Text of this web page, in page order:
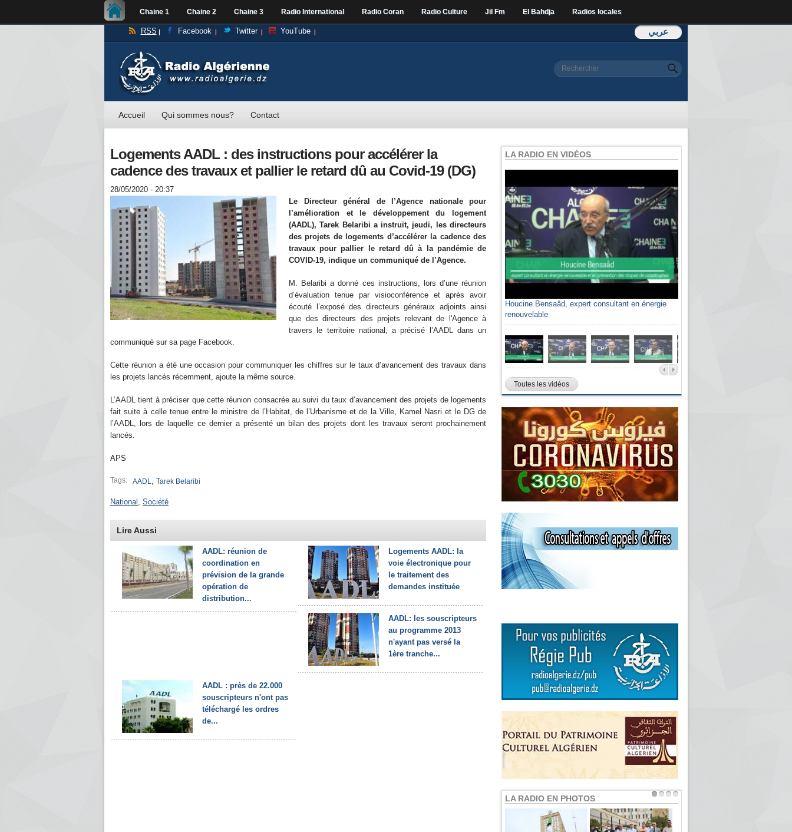
Chaine 1 Chaine 2 Chaine 3 Radio International Radio Coran Radio Culture Jil Fm El Bahdja Radios locales
عربي RSS Facebook Twitter YouTube
Formulaire de
Rechercher
Accueil Qui sommes nous? Contact
Logements AADL : des instructions pour accélérer la
cadence des travaux et pallier le retard dû au Covid-19 (DG)
28/05/2020 - 20:37
Le Directeur général de l’Agence nationale pour
l’amélioration et le développement du logement
(AADL), Tarek Belaribi a instruit, jeudi, les directeurs
des projets de logements d’accélérer la cadence des
travaux pour pallier le retard dû à la pandémie de
COVID-19, indique un communiqué de l’Agence.
M. Belaribi a donné ces instructions, lors d’une réunion
d’évaluation tenue par visioconférence et après avoir
écouté l’exposé des directeurs généraux adjoints ainsi
que des directeurs des projets relevant de l'Agence à
travers le territoire national, a précisé l’AADL dans un
communiqué sur sa page Facebook.
Cette réunion a été une occasion pour communiquer les chiffres sur le taux d’avancement des travaux dans
les projets lancés récemment, ajoute la même source.
L’AADL tient à préciser que cette réunion consacrée au suivi du taux d’avancement des projets de logements
fait suite à celle tenue entre le ministre de l’Habitat, de l’Urbanisme et de la Ville, Kamel Nasri et le DG de
l’AADL, lors de laquelle ce dernier a présenté un bilan des projets dont les travaux seront prochainement
lancés.
APS
Tags: AADL, Tarek Belaribi
National , Société
Lire Aussi
AADL: réunion de
coordination en
prévision de la grande
opération de
distribution...
Logements AADL: la
voie électronique pour
le traitement des
demandes instituée
AADL: les souscripteurs
au programme 2013
n'ayant pas versé la
1ère tranche...
AADL : près de 22.000
souscripteurs n'ont pas
téléchargé les ordres
de...
LA RADIO EN VIDÉOS
Houcine Bensaâd, expert consultant en énergie
renouvelable
Toutes les vidéos
LA RADIO EN PHOTOS